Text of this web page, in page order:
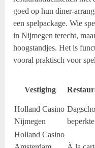
goed op hun diner-
een spelpackage. Wie
in Nijmegen terecht,
hoogstandjes. Het is
vooral praktisch voor
Vestiging
Holland Casino
Nijmegen
Holland Casino